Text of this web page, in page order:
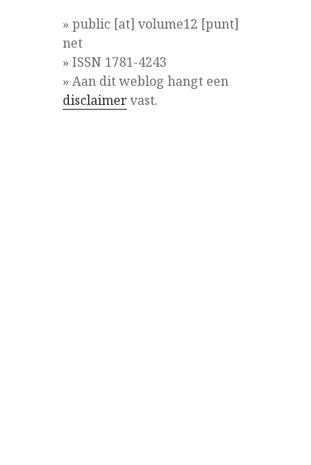
» public [at] volume12 [punt]
net
» ISSN 1781-4243
» Aan dit weblog hangt een
disclaimervast.